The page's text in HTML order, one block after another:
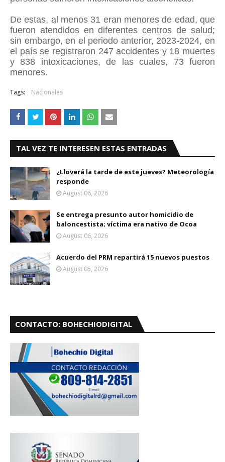
De estas, al menos 31 eran menores de edad, que
fueron atendidos en diferentes centros de salud;
sin embargo, en el periodo anterior, 2023-2024, en
el país se registraron 247 accidentes y 18 muertes
y 838 intoxicaciones, de las cuales, 73 fueron
menores.
Tags: Nacionales
TAL VEZ TE INTERESEN ESTAS ENTRADAS
¿Lloverá la tarde de este jueves? Meteorología
responde
August 06, 2026
Se entrega presunto autor homicidio de
baloncestista; víctima era nativo de Ocoa
August 06, 2026
Acuerdo del PRM repartirá 15 nuevos puestos
August 05, 2026
CONTACTO: BOHECHIODIGITAL